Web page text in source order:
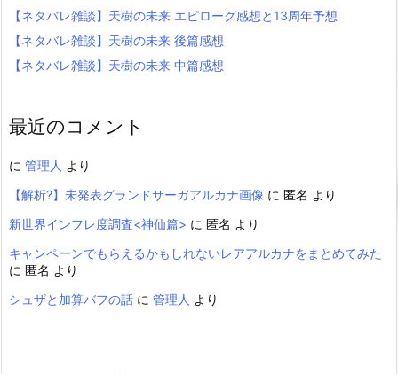
【ネタバレ雑談】天樹の未来 エピローグ感想と13周年予想
【ネタバレ雑談】天樹の未来 後篇感想
【ネタバレ雑談】天樹の未来 中篇感想
最近のコメント
に 管理人 より
【解析?】未発表グランドサーガアルカナ画像 に 匿名 より
新世界インフレ度調査<神仙篇> に 匿名 より
キャンペーンでもらえるかもしれないレアアルカナをまとめてみた
に 匿名 より
シュザと加算バフの話 に 管理人 より